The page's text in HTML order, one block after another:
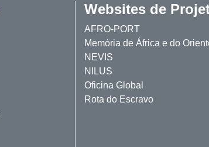
Websites de
AFRO-PORT
Memória de África e do
NEVIS
NILUS
Oficina Global
Rota do Escravo